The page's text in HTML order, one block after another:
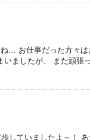
… お仕事だった方々は
いましたが、 また頑張
していましたよ～！ あ